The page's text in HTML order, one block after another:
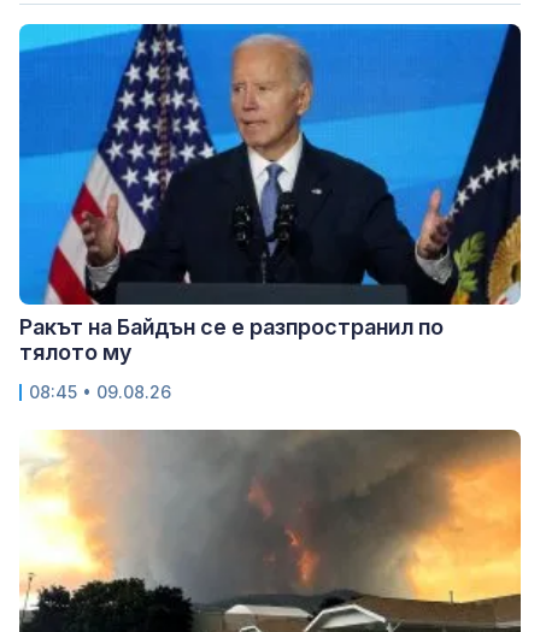
Ракът на Байдън се е разпространил по
тялото му
08:45 • 09.08.26